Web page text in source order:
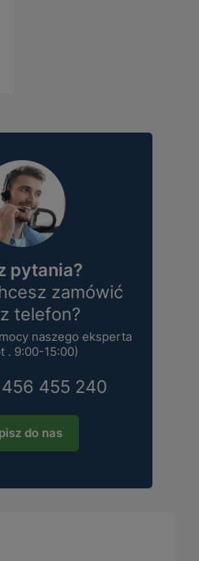
pytania?
zamówić
telefon?
naszego eksperta
. 9:00-15:00)
455 240
do nas